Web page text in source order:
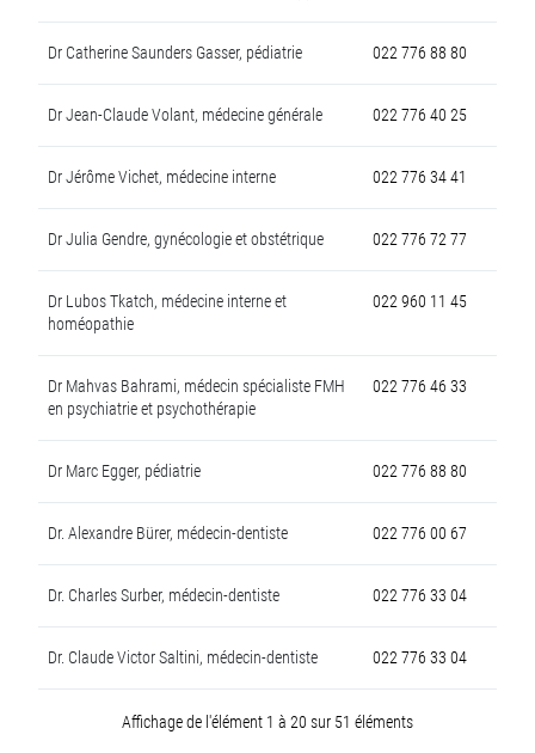
Dr Catherine Saunders Gasser, pédiatrie 022 776 88 80
Dr Jean-Claude Volant, médecine générale 022 776 40 25
Dr Jérôme Vichet, médecine interne 022 776 34 41
Dr Julia Gendre, gynécologie et obstétrique 022 776 72 77
Dr Lubos Tkatch, médecine interne et
homéopathie
022 960 11 45
Dr Mahvas Bahrami, médecin spécialiste FMH
en psychiatrie et psychothérapie
022 776 46 33
Dr Marc Egger, pédiatrie 022 776 88 80
Dr. Alexandre Bürer, médecin-dentiste 022 776 00 67
Dr. Charles Surber, médecin-dentiste 022 776 33 04
Dr. Claude Victor Saltini, médecin-dentiste 022 776 33 04
Affichage de l'élément 1 à 20 sur 51 éléments